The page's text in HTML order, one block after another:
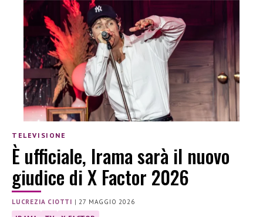
TELEVISIONE
È ufficiale, Irama sarà il nuovo
giudice di X Factor 2026
LUCREZIA CIOTTI | 27 MAGGIO 2026